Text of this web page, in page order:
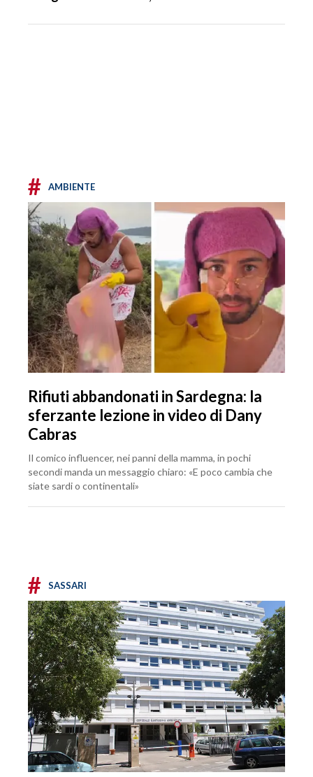
# AMBIENTE
Rifiuti abbandonati in Sardegna: la
sferzante lezione in video di Dany
Cabras
Il comico influencer, nei panni della mamma, in pochi
secondi manda un messaggio chiaro: «E poco cambia che
siate sardi o continentali»
# SASSARI